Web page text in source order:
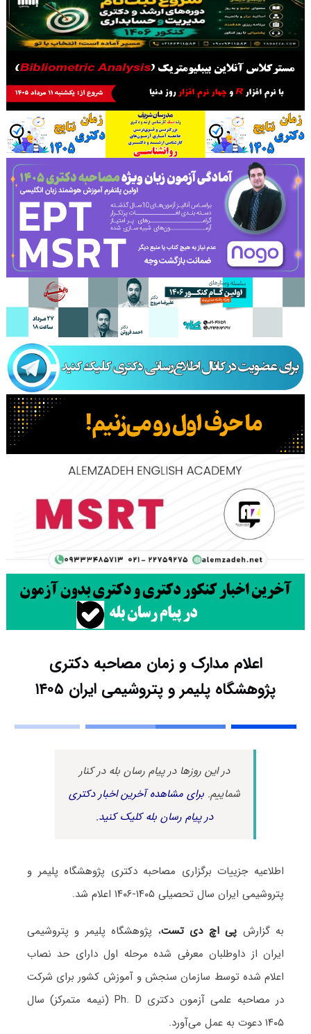
اعلام مدارک و زمان مصاحبه دکتری
پژوهشگاه پلیمر و پتروشیمی ایران ۱۴۰۵
در این روزها در پیام رسان بله در کنار
شماییم.برای مشاهده آخرین اخبار دکتری
در پیام رسان بله کلیک کنید.
اطلاعیه جزییات برگزاری مصاحبه دکتری پژوهشگاه پلیمر و
پتروشیمی ایران سال تحصیلی ۱۴۰۵-۱۴۰۶ اعلام شد.
به گزارش پی اچ دی تست، پژوهشگاه پلیمر و پتروشیمی
ایران از داوطلبان معرفی شده مرحله اول دارای حد نصاب
اعلام شده توسط سازمان سنجش و آموزش کشور برای شرکت
در مصاحبه علمی آزمون دکتری Ph. D (نیمه متمرکز) سال
۱۴۰۵ دعوت به عمل می‌آورد.